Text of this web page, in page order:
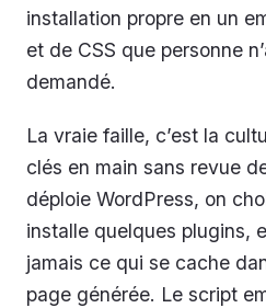
installation propre en un
et de CSS que personne
demandé.
La vraie faille, c’est la
clés en main sans revue
déploie WordPress, on
installe quelques plugins,
jamais ce qui se cache
page générée. Le script